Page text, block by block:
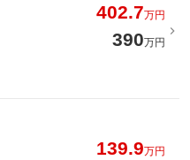
402.7万円
390万円
139.9万円